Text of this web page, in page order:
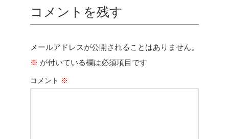
コメントを残す
メールアドレスが公開されることはありません。
※ が付いている欄は必須項目です
コメント ※